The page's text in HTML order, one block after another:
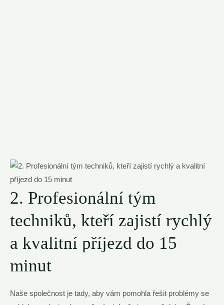
2. Profesionální tým
techniků, kteří zajistí rychlý
a kvalitní příjezd do 15
minut
Naše společnost je tady, aby vám pomohla řešit problémy se